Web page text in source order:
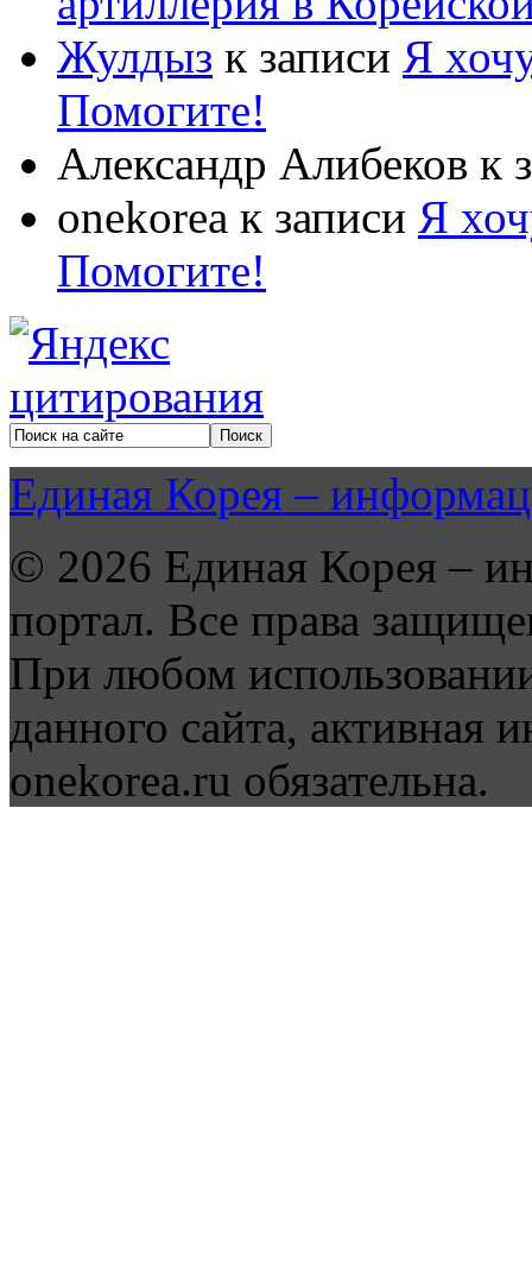
Жулдыз к записи Я
Помогите!
Александр Алибеков к
onekorea к записи Я
Помогите!
Единая Корея –
© 2026 Единая Корея –
портал. Все права
При любом
данного сайта, активная
onekorea.ru обязательна.